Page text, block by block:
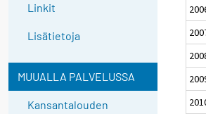
Linkit
Lisätietoja
MUUALLA PALVELUSSA
Kansantalouden